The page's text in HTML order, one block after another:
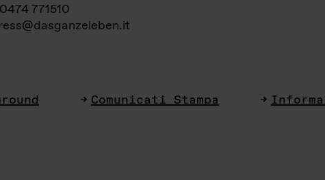
771510
Comunicati Stampa